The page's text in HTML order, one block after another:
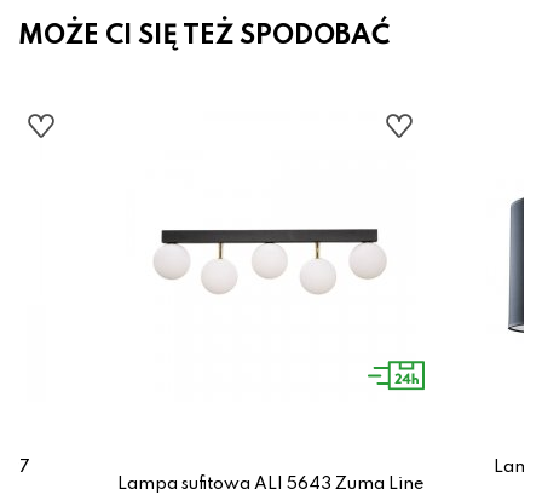
MOŻE CI SIĘ TEŻ SPODOBAĆ
Lampa sufitowa ALI 5643 Zuma Line